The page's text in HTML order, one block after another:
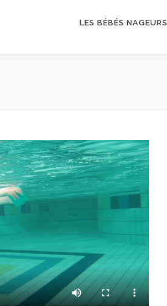
LES BÉBÉS NAGEURS